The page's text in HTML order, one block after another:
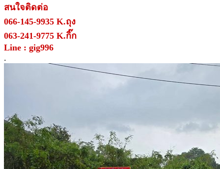
สนใจติดต่อ
066-145-9935 K.ถุง
063-241-9775 K.กิ๊ก
Line : gig996
.